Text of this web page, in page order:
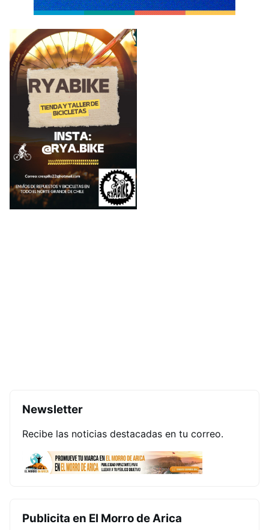
Newsletter
Recibe las noticias destacadas en tu correo.
Publicita en El Morro de Arica